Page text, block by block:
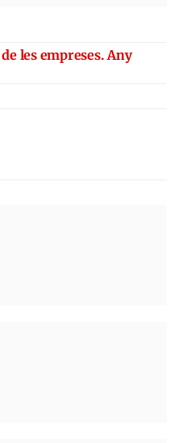
les empreses. Any